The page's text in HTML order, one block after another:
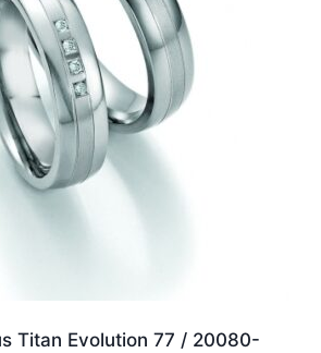
Titan Evolution 77 / 20080-